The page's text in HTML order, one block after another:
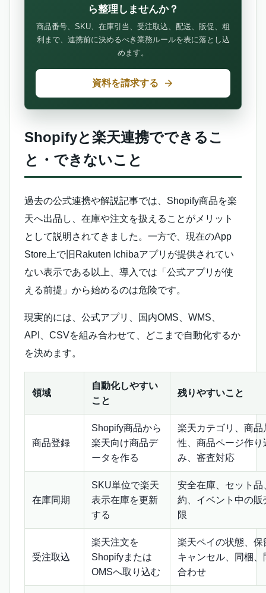
ら整理しませんか？
商品番号、SKU、在庫引当、受注取込、配送、販促、粗
利まで、連携前に決めるべき業務ルールを表に落とし込
めます。
資料を請求する
Shopifyと楽天連携でできるこ
と・できないこと
過去の公式連携や解説記事では、Shopify商品を楽
天へ出品し、在庫や注文を扱えることがメリット
として説明されてきました。一方で、現在のApp
Store上で旧Rakuten Ichibaアプリが提供されてい
ない表示である以上、導入では「公式アプリが使
える前提」から始めるのは危険です。
現実的には、公式アプリ、国内OMS、WMS、
API、CSVを組み合わせて、どこまで自動化するか
を決めます。
領域
自動化しやすい
こと
残りやすいこと
商品登録
Shopify商品から
楽天向け商品デ
ータを作る
楽天カテゴリ、商品
性、商品ページ作り
み、審査対応
在庫同期
SKU単位で楽天
表示在庫を更新
する
安全在庫、セット品
約、イベント中の販
限
受注取込
楽天注文を
Shopifyまたは
OMSへ取り込む
楽天ペイの状態、保
キャンセル、同梱、
合わせ